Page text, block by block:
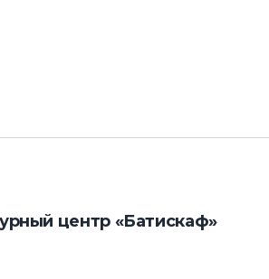
центр «Батискаф»